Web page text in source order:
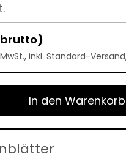
MwSt., inkl. Standard-
In den Warenkorb